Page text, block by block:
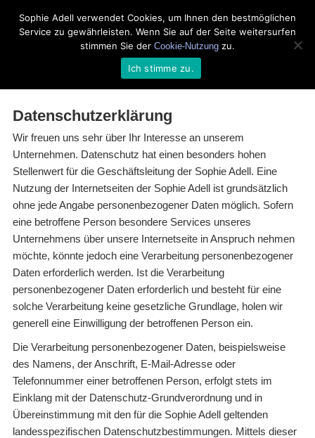
Datenschutzerklärung
Wir freuen uns sehr über Ihr Interesse an unserem
Unternehmen. Datenschutz hat einen besonders hohen
Stellenwert für die Geschäftsleitung der Sophie Adell. Eine
Nutzung der Internetseiten der Sophie Adell ist grundsätzlich
ohne jede Angabe personenbezogener Daten möglich. Sofern
eine betroffene Person besondere Services unseres
Unternehmens über unsere Internetseite in Anspruch nehmen
möchte, könnte jedoch eine Verarbeitung personenbezogener
Daten erforderlich werden. Ist die Verarbeitung
personenbezogener Daten erforderlich und besteht für eine
solche Verarbeitung keine gesetzliche Grundlage, holen wir
generell eine Einwilligung der betroffenen Person ein.
Die Verarbeitung personenbezogener Daten, beispielsweise
des Namens, der Anschrift, E-Mail-Adresse oder
Telefonnummer einer betroffenen Person, erfolgt stets im
Einklang mit der Datenschutz-Grundverordnung und in
Übereinstimmung mit den für die Sophie Adell geltenden
landesspezifischen Datenschutzbestimmungen. Mittels dieser
Sophie Adell verwendet Cookies, um Ihnen den bestmöglichen
Service zu gewährleisten. Wenn Sie auf der Seite weitersurfen
stimmen Sie der Cookie-Nutzung zu.
Ich stimme zu.